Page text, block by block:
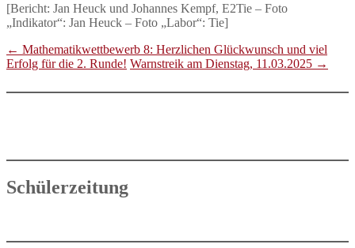
[Bericht: Jan Heuck und Johannes Kempf, E2Tie – Foto
„Indikator“: Jan Heuck – Foto „Labor“: Tie]
← Mathematikwettbewerb 8: Herzlichen Glückwunsch und viel
Erfolg für die 2. Runde! Warnstreik am Dienstag, 11.03.2025 →
Schülerzeitung